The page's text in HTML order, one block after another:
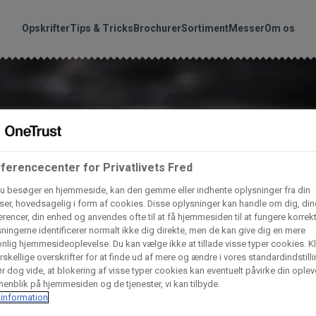
OpskrifterTips & TricksBrochurerSortimentMesserOm os
Søg
vores
Arctic Import
INCO Cash & Carry L. C. Lauritzen A/
Vaffelexpressen
Gem dine favoritter!
ikke en eneste opskrift gå tabt! Opret en profil nu og start
adgang til dine gemte opskrifter og produkter - når som
hvor som helst.
Log ind Opret profil
for Privatlivets Fred
besøger en hjemmeside, kan den gemme eller indhente oplysninger fra din
hovedsagelig i form af cookies. Disse oplysninger kan handle om dig,
din enhed og anvendes ofte til at få hjemmesiden til at fungere
identificerer normalt ikke dig direkte, men de kan give dig en mere
hjemmesideoplevelse. Du kan vælge ikke at tillade visse typer cookies.
overskrifter for at finde ud af mere og ændre i vores
dog vide, at blokering af visse typer cookies kan eventuelt påvirke din
på hjemmesiden og de tjenester, vi kan tilbyde.